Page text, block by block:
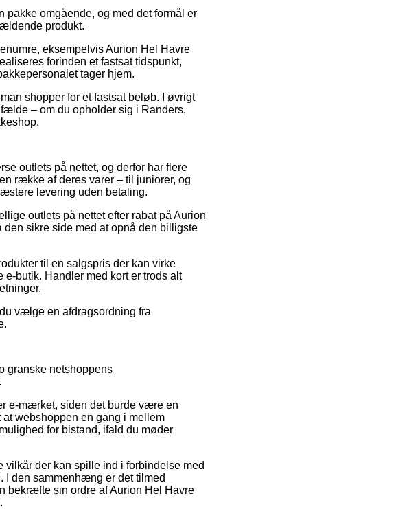
pakke omgående, og med det formål er
produkt.
eksempelvis Aurion Hel Havre
forinden et fastsat tidspunkt,
tager hjem.
shopper for et fastsat beløb. I øvrigt
– om du opholder sig i Randers,
outlets på nettet, og derfor har flere
række af deres varer – til juniorer, og
levering uden betaling.
outlets på nettet efter rabat på Aurion
den sikre side med at opnå den billigste
til en salgspris der kan virke
butik. Handler med kort er trods alt
vælge en afdragsordning fra
granske netshoppens
e-mærket, siden det burde være en
webshoppen en gang i mellem
for bistand, ifald du møder
vilkår der kan spille ind i forbindelse med
I den sammenhæng er det tilmed
bekræfte sin ordre af Aurion Hel Havre